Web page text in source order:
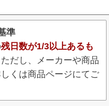
準
残日数が1/3以上あるも
だし、メーカーや商品
くは商品ページにてご